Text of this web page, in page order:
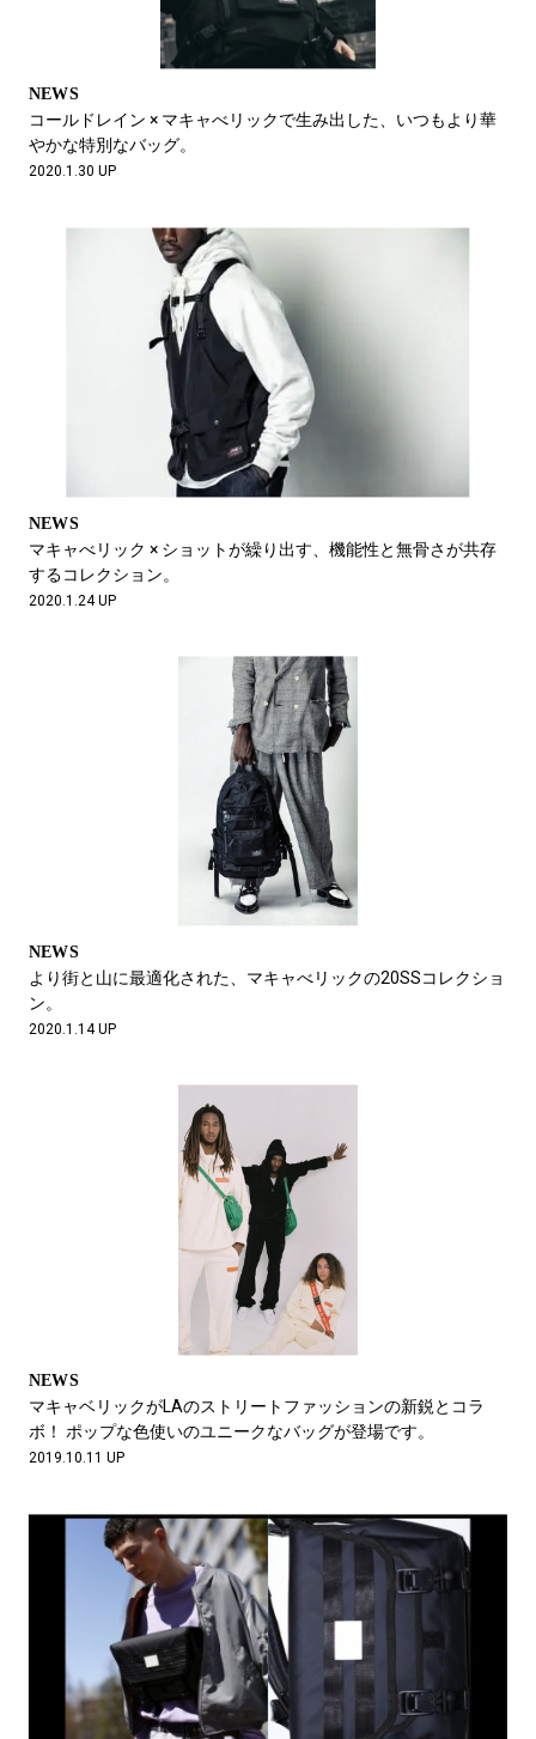
NEWS
コールドレイン × マキャべリックで生み出した、いつもより華
やかな特別なバッグ。
2020.1.30 UP
NEWS
マキャべリック × ショットが繰り出す、機能性と無骨さが共存
するコレクション。
2020.1.24 UP
NEWS
より街と山に最適化された、マキャべリックの20SSコレクショ
ン。
2020.1.14 UP
NEWS
マキャベリックがLAのストリートファッションの新鋭とコラ
ボ！ ポップな色使いのユニークなバッグが登場です。
2019.10.11 UP